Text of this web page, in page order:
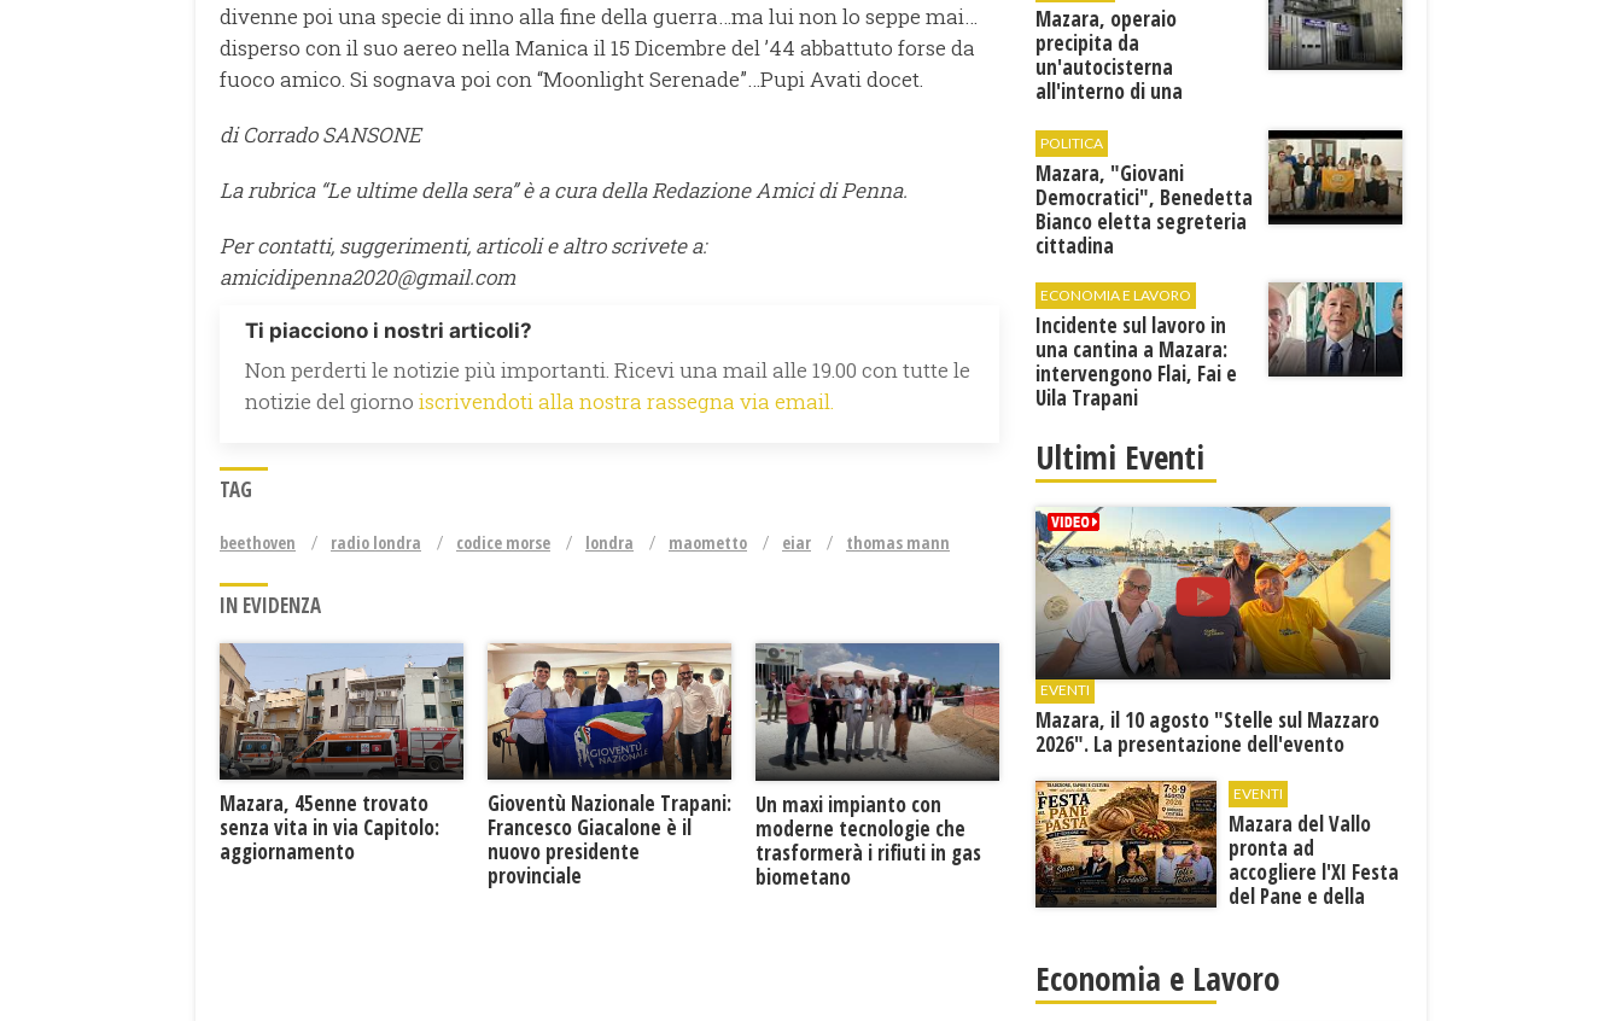
divenne poi una specie di inno alla fine della guerra…ma lui non lo seppe mai…
disperso con il suo aereo nella Manica il 15 Dicembre del ’44 abbattuto forse da
fuoco amico. Si sognava poi con “Moonlight Serenade”…Pupi Avati docet.
diCorrado SANSONE
La rubrica “Le ultime della sera” è a cura della Redazione Amici di Penna.
Per contatti, suggerimenti, articoli e altro scrivete a:
amicidipenna2020@gmail.com
Ti piacciono i nostri articoli?
Non perderti le notizie più importanti. Ricevi una mail alle 19.00 con tutte le
notizie del giorno iscrivendoti alla nostra rassegna via email.
TAG
beethoven radio londra codice morse londra maometto eiar thomas mann
IN EVIDENZA
Mazara, 45enne trovato
senza vita in via Capitolo:
aggiornamento
Gioventù Nazionale Trapani:
Francesco Giacalone è il
nuovo presidente
provinciale
Un maxi impianto con
moderne tecnologie che
trasformerà i rifiuti in gas
biometano
Mazara, operaio
precipita da
un'autocisterna
all'interno di una
condizioni al "Villa Sofia"
POLITICA
Mazara, "Giovani
Democratici", Benedetta
Bianco eletta segreteria
cittadina
ECONOMIA E LAVORO
Incidente sul lavoro in
una cantina a Mazara:
intervengono Flai, Fai e
Uila Trapani
Ultimi Eventi
EVENTI
Mazara, il 10 agosto "Stelle sul Mazzaro
2026". La presentazione dell'evento
EVENTI
Mazara del Vallo
pronta ad
accogliere l'XI Festa
del Pane e della
Economia e Lavoro